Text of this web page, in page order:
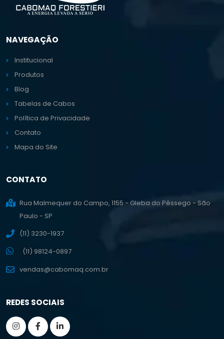
NAVEGAÇÃO
Institucional
Produtos
Blog
Tabelas de Cabos
Política de Privacidade
Contato
Mapa do Site
CONTATO
Rua Malmequer do Campo, 1155 - Gleba do Pêssego - São
Paulo - SP
(11) 3230-1937
(11) 98124-0897
vendas@cabomaq.com.br
REDES SOCIAIS